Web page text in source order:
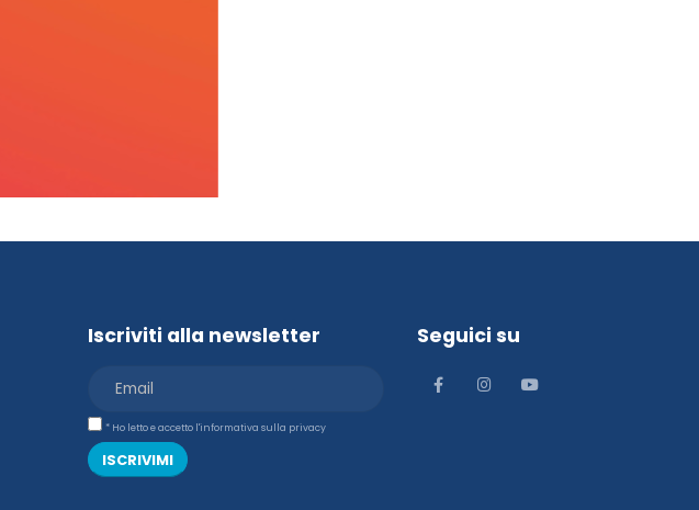
Iscriviti alla newsletter
* Ho letto e accetto l'informativa sulla privacy
ISCRIVIMI
Seguici su